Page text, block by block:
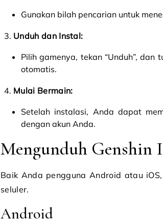
Gunakan bilah pencarian untuk
Unduh dan Instal:
Pilih gamenya, tekan “Unduh”,
otomatis.
Mulai Bermain:
Setelah instalasi, Anda dapat
dengan akun Anda.
Mengunduh Genshin
Baik Anda pengguna Android atau
seluler.
Android